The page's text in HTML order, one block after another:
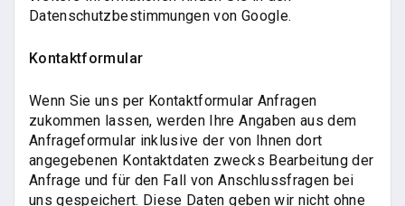
Datenschutzbestimmungen von Google.
Kontaktformular
Wenn Sie uns per Kontaktformular Anfragen
zukommen lassen, werden Ihre Angaben aus dem
Anfrageformular inklusive der von Ihnen dort
angegebenen Kontaktdaten zwecks Bearbeitung der
Anfrage und für den Fall von Anschlussfragen bei
uns gespeichert. Diese Daten geben wir nicht ohne